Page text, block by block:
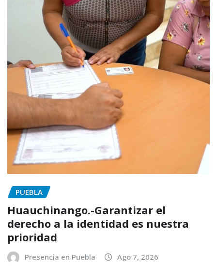
PUEBLA
Huauchinango.-Garantizar el
derecho a la identidad es nuestra
prioridad
Presencia en Puebla Ago 7, 2026